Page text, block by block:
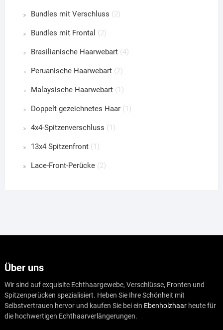
Bundles mit Verschluss (2)
Bundles mit Frontal (2)
Brasilianische Haarwebart (4)
Peruanische Haarwebart (2)
Malaysische Haarwebart (1)
Doppelt gezeichnetes Haar (1)
4x4-Spitzenverschluss (1)
13x4 Spitzenfront (1)
Lace-Front-Perücke (2)
Über uns
Wir sind auf exquisite Echthaargewebe, Verschlüsse, Fronten und
Spitzenperücken spezialisiert. Heben Sie Ihre Schönheit mit
Selbstvertrauen hervor und kaufen Sie bei ein Ebenholzhaarheute für
die hochwertigen Echthaarverlängerungen.